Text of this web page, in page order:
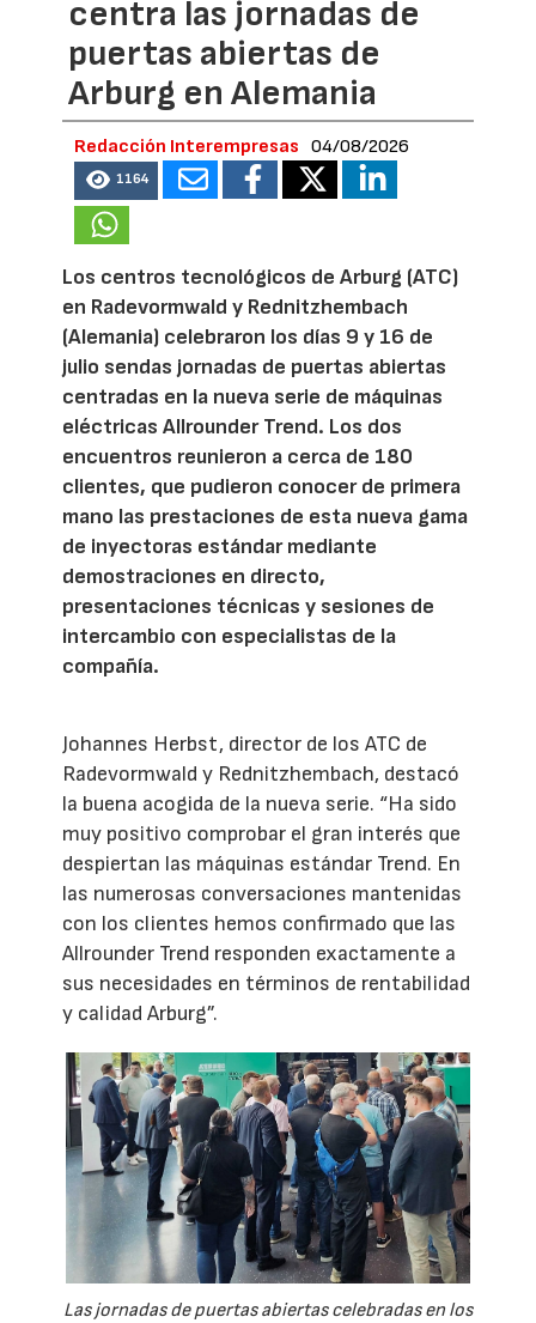
centra las jornadas de
puertas abiertas de
Arburg en Alemania
Redacción Interempresas 04/08/2026
1164
Los centros tecnológicos de Arburg (ATC)
en Radevormwald y Rednitzhembach
(Alemania) celebraron los días 9 y 16 de
julio sendas jornadas de puertas abiertas
centradas en la nueva serie de máquinas
eléctricas Allrounder Trend. Los dos
encuentros reunieron a cerca de 180
clientes, que pudieron conocer de primera
mano las prestaciones de esta nueva gama
de inyectoras estándar mediante
demostraciones en directo,
presentaciones técnicas y sesiones de
intercambio con especialistas de la
compañía.
Johannes Herbst, director de los ATC de
Radevormwald y Rednitzhembach, destacó
la buena acogida de la nueva serie. “Ha sido
muy positivo comprobar el gran interés que
despiertan las máquinas estándar Trend. En
las numerosas conversaciones mantenidas
con los clientes hemos confirmado que las
Allrounder Trend responden exactamente a
sus necesidades en términos de rentabilidad
y calidad Arburg”.
Las jornadas de puertas abiertas celebradas en los